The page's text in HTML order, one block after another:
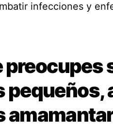
infecciones y
preocupes
pequeños,